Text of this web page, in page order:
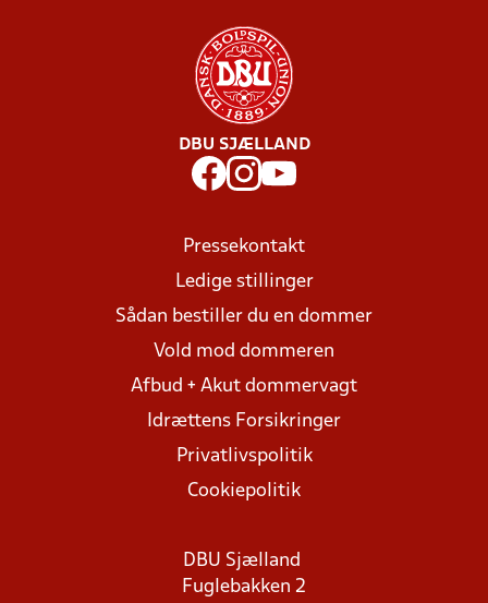
DBU SJÆLLAND
Pressekontakt
Ledige stillinger
Sådan bestiller du en dommer
Vold mod dommeren
Afbud + Akut dommervagt
Idrættens Forsikringer
Privatlivspolitik
Cookiepolitik
DBU Sjælland
Fuglebakken 2